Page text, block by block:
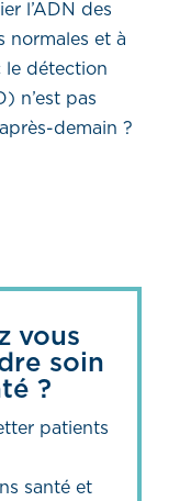
l’ADN des
normales et à
le détection
n’est pas
demain ?
vous
soin
?
patients
santé et